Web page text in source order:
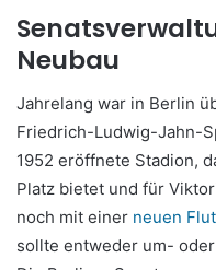
Neubau
Jahrelang war in Berlin
Friedrich-Ludwig-Jahn-
1952 eröffnete Stadion,
Platz bietet und für
noch mit einer neuen
sollte entweder um-